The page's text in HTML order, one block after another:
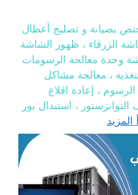
بصيانة و تصليح أعطال
الزرقاء ، ظهور الشاشة
وحدة معالجة الرسومات
، معالجة مشاكل
، إعادة اقلاع
، استبدال بور
المزيد